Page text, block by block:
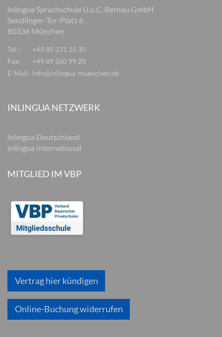
inlingua Sprachschule U.u.C. Bernau GmbH
Sendlinger-Tor-Platz 6
80336 München
Tel.:
+49 89 231 15 30
Fax:
+49 89 260 99 20
E-Mail: info@inlingua-muenchen.de
INLINGUA NETZWERK
inlingua Deutschland
inlingua International
MITGLIED IM VBP
Vertrag hier kündigen
Online-Buchung widerrufen